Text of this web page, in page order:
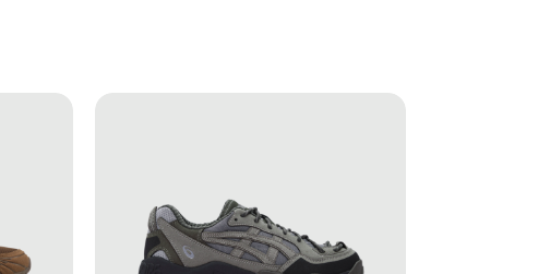
GEL nổi tiếng của ASICS và thiết kế giàu tính di sản,